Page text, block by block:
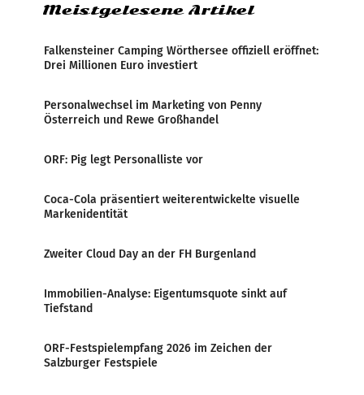
Meistgelesene Artikel
Falkensteiner Camping Wörthersee offiziell eröffnet:
Drei Millionen Euro investiert
Personalwechsel im Marketing von Penny
Österreich und Rewe Großhandel
ORF: Pig legt Personalliste vor
Coca-Cola präsentiert weiterentwickelte visuelle
Markenidentität
Zweiter Cloud Day an der FH Burgenland
Immobilien-Analyse: Eigentumsquote sinkt auf
Tiefstand
ORF-Festspielempfang 2026 im Zeichen der
Salzburger Festspiele